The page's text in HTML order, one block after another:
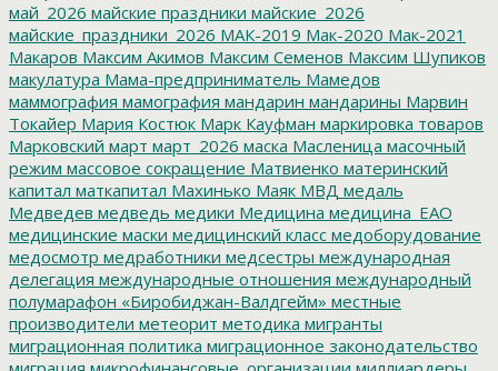
май_2026 майские праздники майские_2026
майские_праздники_2026 МАК-2019 Мак-2020 Мак-2021
Макаров Максим Акимов Максим Семенов Максим Шупиков
макулатура Мама-предприниматель Мамедов
маммография мамография мандарин мандарины Марвин
Токайер Мария Костюк Марк Кауфман маркировка товаров
Марковский март март_2026 маска Масленица масочный
режим массовое сокращение Матвиенко материнский
капитал маткапитал Махинько Маяк МВД медаль
Медведев медведь медики Медицина медицина_ЕАО
медицинские маски медицинский класс медоборудование
медосмотр медработники медсестры международная
делегация международные отношения международный
полумарафон «Биробиджан-Валдгейм» местные
производители метеорит методика мигранты
миграционная политика миграционное законодательство